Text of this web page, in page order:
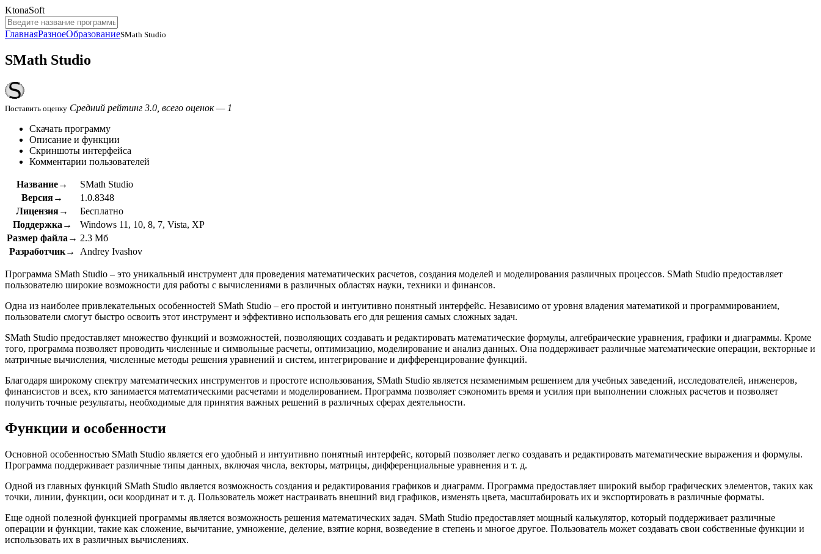
KtonaSoft
ГлавнаяРазноеОбразованиеSMath Studio
SMath Studio
Поставить оценку Средний рейтинг 3.0, всего оценок — 1
Скачать программу
Описание и функции
Скриншоты интерфейса
Комментарии пользователей
Название→
SMath Studio
Версия→
1.0.8348
Лицензия→
Бесплатно
Поддержка→
Windows 11, 10, 8, 7, Vista, XP
Размер файла→ 2.3 Мб
Разработчик→
Andrey Ivashov
Программа SMath Studio – это уникальный инструмент для проведения математических расчетов, создания моделей и моделирования различных процессов. SMath Studio предоставляет
пользователю широкие возможности для работы с вычислениями в различных областях науки, техники и финансов.
Одна из наиболее привлекательных особенностей SMath Studio – его простой и интуитивно понятный интерфейс. Независимо от уровня владения математикой и программированием,
пользователи смогут быстро освоить этот инструмент и эффективно использовать его для решения самых сложных задач.
SMath Studio предоставляет множество функций и возможностей, позволяющих создавать и редактировать математические формулы, алгебраические уравнения, графики и диаграммы. Кроме
того, программа позволяет проводить численные и символьные расчеты, оптимизацию, моделирование и анализ данных. Она поддерживает различные математические операции, векторные и
матричные вычисления, численные методы решения уравнений и систем, интегрирование и дифференцирование функций.
Благодаря широкому спектру математических инструментов и простоте использования, SMath Studio является незаменимым решением для учебных заведений, исследователей, инженеров,
финансистов и всех, кто занимается математическими расчетами и моделированием. Программа позволяет сэкономить время и усилия при выполнении сложных расчетов и позволяет
получить точные результаты, необходимые для принятия важных решений в различных сферах деятельности.
Функции и особенности
Основной особенностью SMath Studio является его удобный и интуитивно понятный интерфейс, который позволяет легко создавать и редактировать математические выражения и формулы.
Программа поддерживает различные типы данных, включая числа, векторы, матрицы, дифференциальные уравнения и т. д.
Одной из главных функций SMath Studio является возможность создания и редактирования графиков и диаграмм. Программа предоставляет широкий выбор графических элементов, таких как
точки, линии, функции, оси координат и т. д. Пользователь может настраивать внешний вид графиков, изменять цвета, масштабировать их и экспортировать в различные форматы.
Еще одной полезной функцией программы является возможность решения математических задач. SMath Studio предоставляет мощный калькулятор, который поддерживает различные
операции и функции, такие как сложение, вычитание, умножение, деление, взятие корня, возведение в степень и многое другое. Пользователь может создавать свои собственные функции и
использовать их в различных вычислениях.